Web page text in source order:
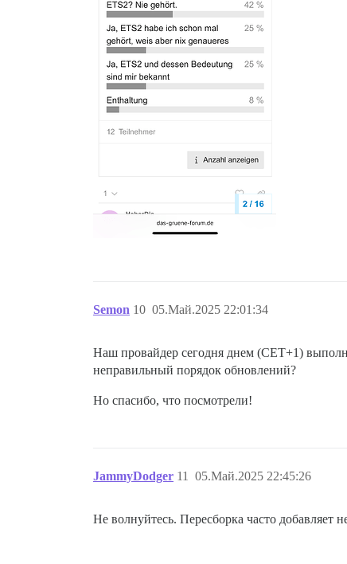
Semon 05.Май.2025 22:01:34
10
Наш провайдер сегодня днем (CET+1)
неправильный порядок обновлений?
Но спасибо, что посмотрели!
JammyDodger 05.Май.2025 22:45:26
11
Не волнуйтесь. Пересборка часто добавляет